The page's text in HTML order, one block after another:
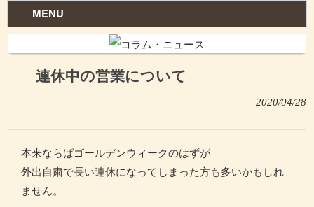
MENU
連休中の営業について
2020/04/28
本来ならばゴールデンウィークのはずが
外出自粛で長い連休になってしまった方も多いかもしれ
ません。